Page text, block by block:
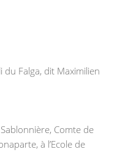
du Falga, dit Maximilien
Comte de
à l’Ecole de